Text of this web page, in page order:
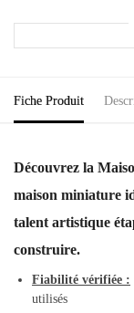
Fiche Produit
Découvrez la
maison miniature
talent artistique
construire.
Fiabilité vérifiée :
utilisés